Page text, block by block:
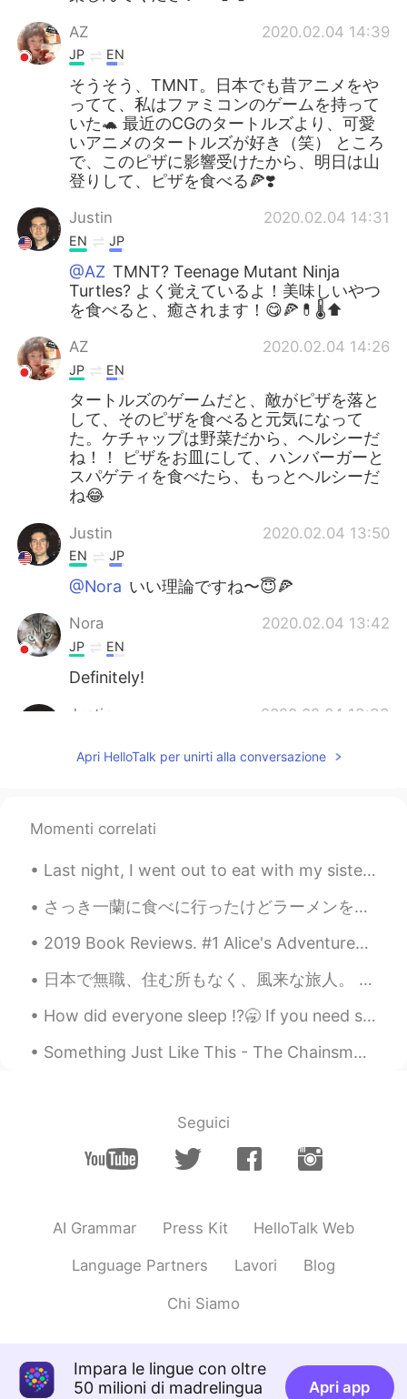
AZ 2020.02.04 14:39
JP EN
そうそう、TMNT。日本でも昔アニメをや
ってて、私はファミコンのゲームを持って
いた🐢 最近のCGのタートルズより、可愛
いアニメのタートルズが好き（笑） ところ
で、このピザに影響受けたから、明日は山
登りして、ピザを食べる🍕❣️
Justin 2020.02.04 14:31
EN JP
@AZ TMNT? Teenage Mutant Ninja
Turtles? よく覚えているよ！美味しいやつ
を食べると、癒されます！😋🍕💊🌡⬆️
AZ 2020.02.04 14:26
JP EN
タートルズのゲームだと、敵がピザを落と
して、そのピザを食べると元気になって
た。ケチャップは野菜だから、ヘルシーだ
ね！！ ピザをお皿にして、ハンバーガーと
スパゲティを食べたら、もっとヘルシーだ
ね😂
Justin 2020.02.04 13:50
EN JP
@Nora いい理論ですね〜😇🍕
Nora 2020.02.04 13:42
JP EN
Definitely!
Justin 2020.02.04 13:33
@Ayumi あゆみYeah! I agree! 😃👌
JP EN
😂😂😂
Justin 2020.02.04 13:24
EN JP
@Yuka It’s so good! 🥳
Yuka 2020.02.04 13:23
Looks delicious!!!
Apri HelloTalk per unirti alla conversazione
Momenti correlati
Last night, I went out to eat with my sisters and a friend. We had an amazing time chatting and r...
さっき一蘭に食べに行ったけどラーメンを持ってきた時に店員さんがすげえきれいに頭を下げた。どれだけ文化だといっても、俺みたいにただただ料理するのめんどくさくてラーメンを食べに来たしょうもないやつに...
2019 Book Reviews. #1 Alice's Adventures in Wonderland by Lewis Carroll. I don't recall readin...
日本で無職、住む所もなく、風来な旅人。 責任は幸せの材料だが、守る女性もいない。 異国に来てからHTはじめた。辛い。私だ。 老人に相談したら 「あなたは希望を探している。 だから、旅を...
How did everyone sleep ⁉️🥱 If you need some to send you a voice message or text send me a commen...
Something Just Like This - The Chainsmokers/Coldplay I'm sorry I haven't been posting moments f...
Seguici
AI Grammar Press Kit HelloTalk Web
Language Partners Lavori Blog
Chi Siamo
Impara le lingue con oltre
50 milioni di madrelingua
Apri app